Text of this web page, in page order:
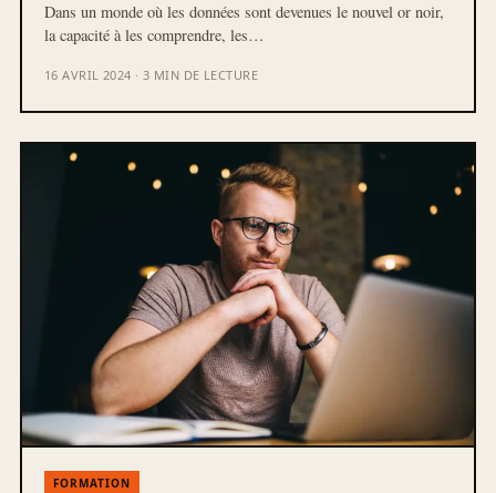
Dans un monde où les données sont devenues le nouvel or noir,
la capacité à les comprendre, les…
16 AVRIL 2024 · 3 MIN DE LECTURE
FORMATION